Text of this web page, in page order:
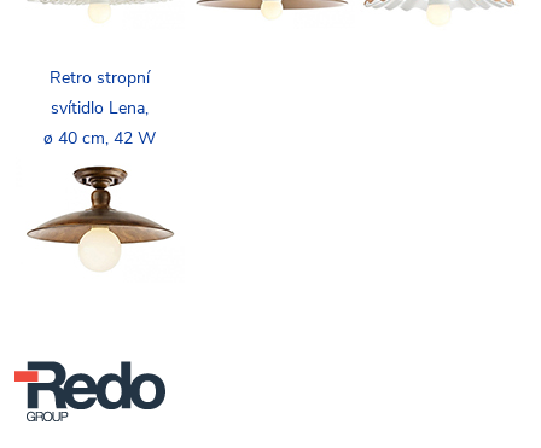
Retro stropní
svítidlo Lena,
ø 40 cm, 42 W